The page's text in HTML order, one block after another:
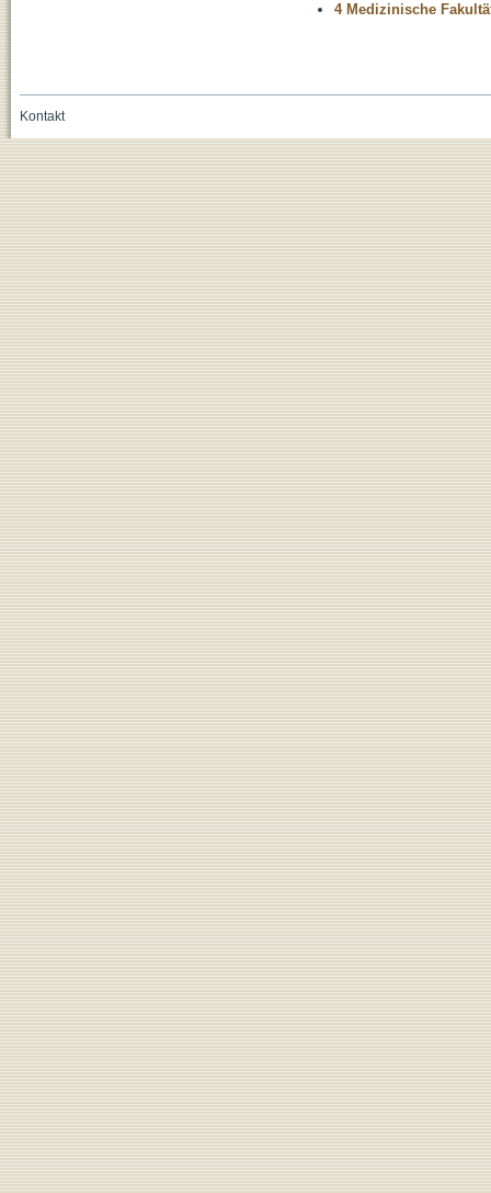
4 Medizinische
Kontakt